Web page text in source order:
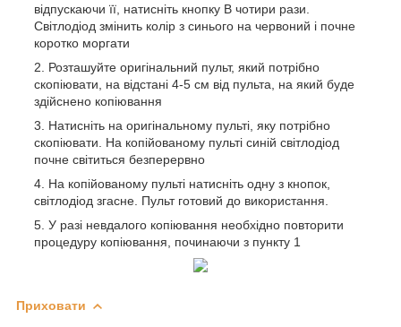
відпускаючи її, натисніть кнопку B чотири рази.
Світлодіод змінить колір з синього на червоний і почне
коротко моргати
Розташуйте оригінальний пульт, який потрібно
скопіювати, на відстані 4-5 см від пульта, на який буде
здійснено копіювання
Натисніть на оригінальному пульті, яку потрібно
скопіювати. На копійованому пульті синій світлодіод
почне світиться безперервно
На копійованому пульті натисніть одну з кнопок,
світлодіод згасне. Пульт готовий до використання.
У разі невдалого копіювання необхідно повторити
процедуру копіювання, починаючи з пункту 1
Приховати